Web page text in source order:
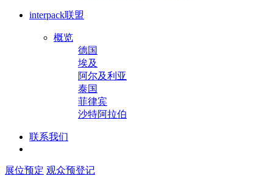
interpack联盟
概览
德国
埃及
阿尔及利亚
泰国
菲律宾
沙特阿拉伯
联系我们
展位预定 观众预登记